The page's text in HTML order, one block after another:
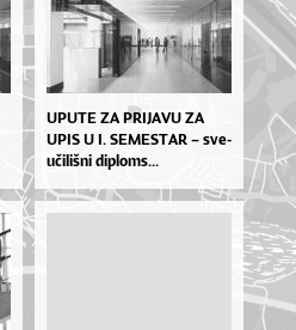
UPU­TE ZA PRI­JA­VU ZA
UPIS U I. SE­MES­TAR – sve­
u­či­liš­ni di­plo­ms...